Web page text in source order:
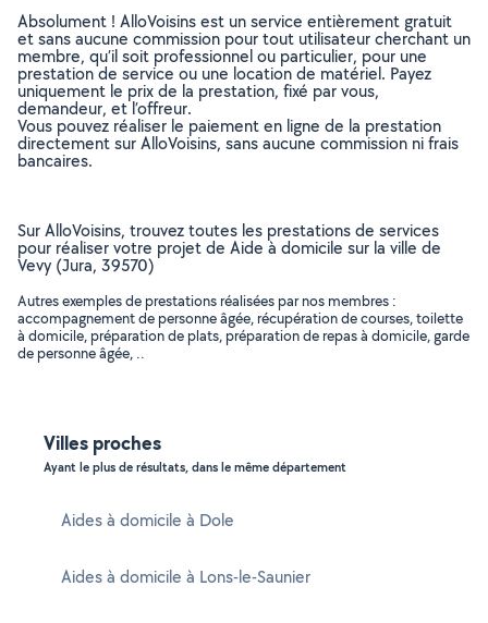
Absolument ! AlloVoisins est un service entièrement gratuit
et sans aucune commission pour tout utilisateur cherchant un
membre, qu’il soit professionnel ou particulier, pour une
prestation de service ou une location de matériel. Payez
uniquement le prix de la prestation, fixé par vous,
demandeur, et l’offreur.
Vous pouvez réaliser le paiement en ligne de la prestation
directement sur AlloVoisins, sans aucune commission ni frais
bancaires.
Sur AlloVoisins, trouvez toutes les prestations de services
pour réaliser votre projet de Aide à domicile sur la ville de
Vevy (Jura, 39570)
Autres exemples de prestations réalisées par nos membres :
accompagnement de personne âgée, récupération de courses, toilette
à domicile, préparation de plats, préparation de repas à domicile, garde
de personne âgée, ..
Villes proches
Ayant le plus de résultats, dans le même département
Aides à domicile à Dole
Aides à domicile à Lons-le-Saunier